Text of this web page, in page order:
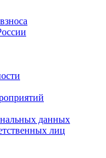
данных
лиц